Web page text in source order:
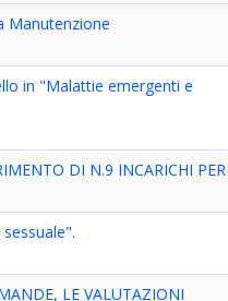
Manutenzione
in "Malattie emergenti e
DI N.9 INCARICHI PER
LE VALUTAZIONI